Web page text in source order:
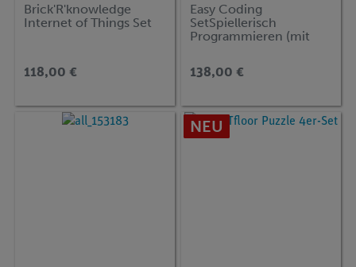
Brick'R'knowledge
Internet of Things Set
118,00 €
Easy Coding
SetSpiellerisch
Programmieren (mit
138,00 €
NEU